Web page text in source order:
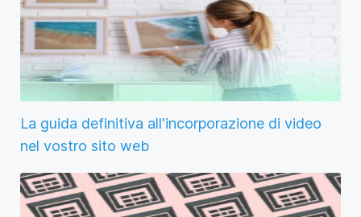
La guida definitiva all'incorporazione di video
nel vostro sito web